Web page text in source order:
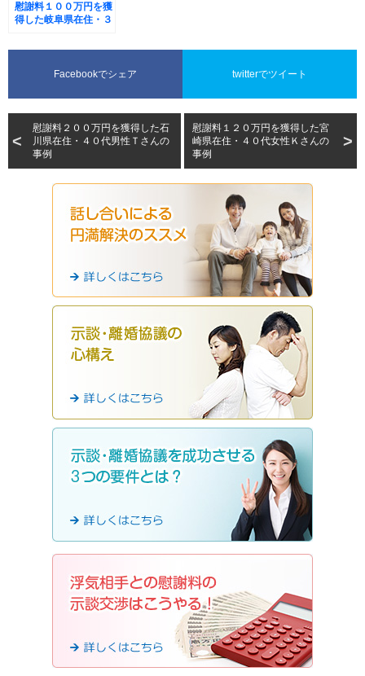
慰謝料１００万円を獲
得した岐阜県在住・３
Facebookでシェア twitterでツイート
慰謝料２００万円を獲得した石
川県在住・４０代男性Ｔさんの
事例
慰謝料１２０万円を獲得した宮
崎県在住・４０代女性Ｋさんの
事例